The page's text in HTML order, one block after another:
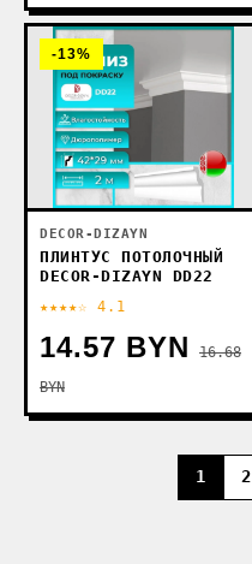
-13%
DECOR-DIZAYN
ПЛИНТУС ПОТОЛОЧНЫЙ
DECOR-DIZAYN DD22
★★★★☆ 4.1
14.57 BYN
16.68
BYN
1 2